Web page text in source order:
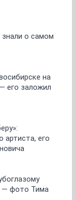
о самом
на
его заложил
артиста, его
— фото Тима